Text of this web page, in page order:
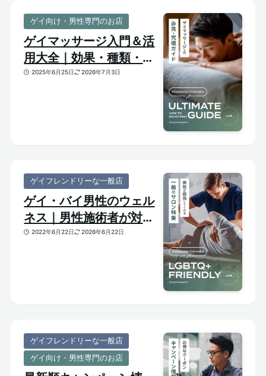
ゲイ向け・男性専門のお店
ゲイマッサージ入門＆活
用大全｜効果・種類・選
び方がわかる体験ガイド
2025年6月25日 2026年7月3日
ゲイフレンドリーな一般店
ゲイ・バイ男性のウェル
ネス｜男性施術者が対応
してくれるゲイフレンド
2022年6月22日 2026年6月22日
ゲイフレンドリーな一般店
ゲイ向け・男性専門のお店